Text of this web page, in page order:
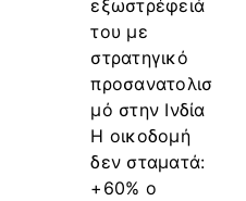
εξωστρέφειά
του με
στρατηγικό
προσανατολισ
μό στην Ινδία
Η οικοδομή
δεν σταματά:
+60% ο